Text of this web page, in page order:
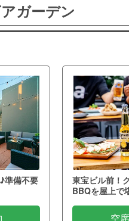
ガーデン
準備不要
東宝ビル前！
BBQを屋上で
空